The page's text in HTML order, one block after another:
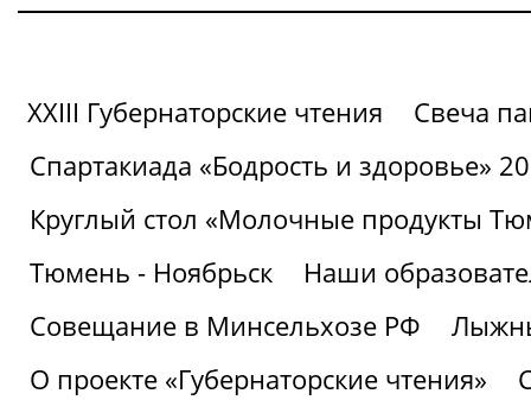
XXIII Губернаторские чтения
Свеча
Спартакиада «Бодрость и здоровье»
Круглый стол «Молочные продукты
Тюмень - Ноябрьск
Наши
Совещание в Минсельхозе РФ
О проекте «Губернаторские чтения»